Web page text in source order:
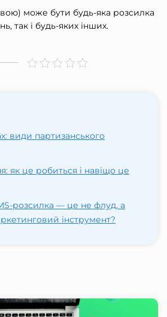
може бути будь-яка розсилка
так і будь-яких інших.
види партизанського
як це робиться і навіщо це
розсилка — це не флуд, а
інструмент?